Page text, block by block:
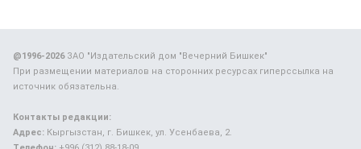
@1996-2026ЗАО "Издательский дом "Вечерний Бишкек"
При размещении материалов на сторонних ресурсах гиперссылка на
источник обязательна.
Контакты редакции:
Адрес: Кыргызстан, г. Бишкек, ул. Усенбаева, 2.